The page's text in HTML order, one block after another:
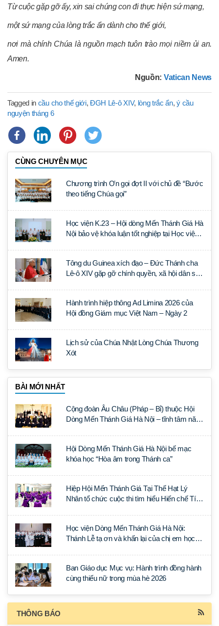
Từ cuộc gặp gỡ ấy, xin sai chúng con đi thực hiện sứ mạng,
một sứ mạng của lòng trắc ẩn dành cho thế giới,
nơi mà chính Chúa là nguồn mạch tuôn trào mọi niềm ủi an.
Amen.
Nguồn: Vatican News
Tagged in cầu cho thế giới,ĐGH Lê-ô XIV, lòng trắc ẩn,ý cầu
nguyện tháng 6
CÙNG CHUYÊN MỤC
Chương trình Ơn gọi đợt II với chủ đề “Bước
theo tiếng Chúa gọi”
Học viện K.23 – Hội dòng Mến Thánh Giá Hà
Nội bảo vệ khóa luận tốt nghiệp tại Học viện
Tông du Guinea xích đạo – Đức Thánh cha
Lê-ô XIV gặp gỡ chính quyền, xã hội dân sự
Hành trình hiệp thông Ad Limina 2026 của
Hội đồng Giám mục Việt Nam – Ngày 2
Lịch sử của Chúa Nhật Lòng Chúa Thương
Xót
BÀI MỚI NHẤT
Cộng đoàn Âu Châu (Pháp – Bỉ) thuộc Hội
Dòng Mến Thánh Giá Hà Nội – tĩnh tâm năm
Hội Dòng Mến Thánh Giá Hà Nội bế mạc
khóa học “Hòa âm trong Thánh ca”
Hiệp Hội Mến Thánh Giá Tại Thế Hạt Lý
Nhân tổ chức cuộc thi tìm hiểu Hiến chế Tín
Học viện Dòng Mến Thánh Giá Hà Nội:
Thánh Lễ tạ ơn và khấn lại của chị em học
Ban Giáo dục Mục vụ: Hành trình đồng hành
cùng thiếu nữ trong mùa hè 2026
THÔNG BÁO